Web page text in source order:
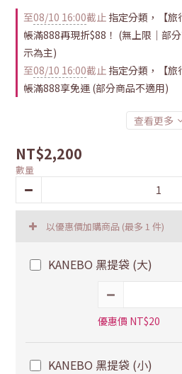
至08/10 16:00截止 指定分類，【
帳滿888再現折$88！ (無上限｜部
示為主)
至08/10 16:00截止 指定分類，【
帳滿888享免運 (部分商品不適用)
查看更多
NT$2,200
數量
以優惠價加購商品 (最多 1 件)
KANEBO 黑提袋 (大)
優惠價 NT$20
KANEBO 黑提袋 (小)